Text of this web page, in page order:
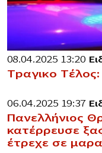
08.04.2025 13:20
Tpαγικo
06.04.2025 19:37
Πανελλήνιος
κατέρρευσε
έτρεχε σε